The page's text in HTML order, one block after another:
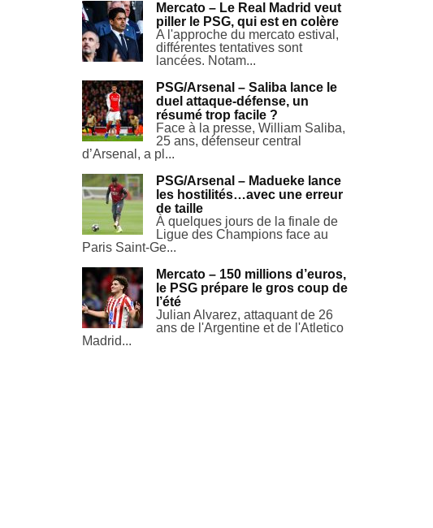
Mercato – Le Real Madrid veut
piller le PSG, qui est en colère
A l'approche du mercato estival,
différentes tentatives sont
lancées. Notam...
PSG/Arsenal – Saliba lance le
duel attaque-défense, un
résumé trop facile ?
Face à la presse, William Saliba,
25 ans, défenseur central
d’Arsenal, a pl...
PSG/Arsenal – Madueke lance
les hostilités…avec une erreur
de taille
À quelques jours de la finale de
Ligue des Champions face au
Paris Saint-Ge...
Mercato – 150 millions d’euros,
le PSG prépare le gros coup de
l’été
Julian Alvarez, attaquant de 26
ans de l'Argentine et de l'Atletico
Madrid...